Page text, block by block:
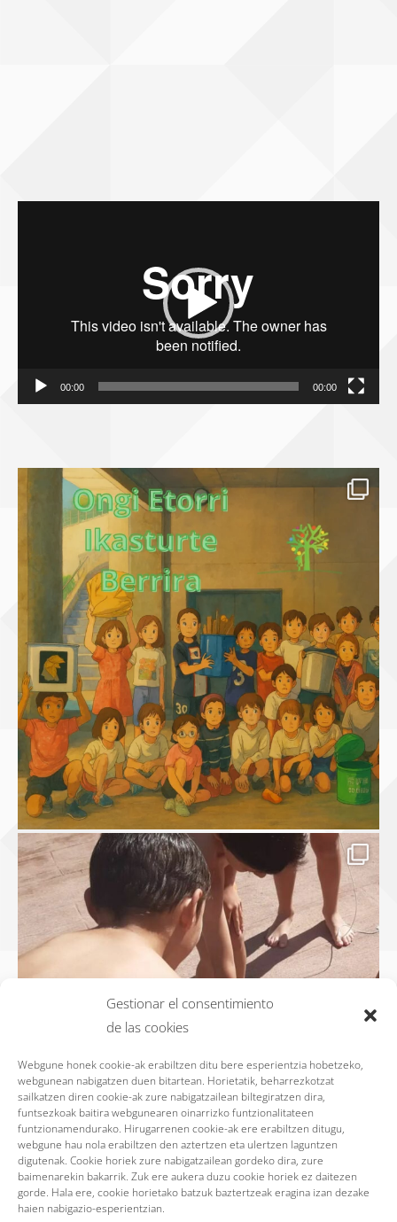
Gestionar el consentimiento
de las cookies
Webgune honek cookie-ak erabiltzen ditu bere esperientzia hobetzeko,
webgunean nabigatzen duen bitartean. Horietatik, beharrezkotzat
sailkatzen diren cookie-ak zure nabigatzailean biltegiratzen dira,
funtsezkoak baitira webgunearen oinarrizko funtzionalitateen
funtzionamendurako. Hirugarrenen cookie-ak ere erabiltzen ditugu,
webgune hau nola erabiltzen den aztertzen eta ulertzen laguntzen
digutenak. Cookie horiek zure nabigatzailean gordeko dira, zure
baimenarekin bakarrik. Zuk ere aukera duzu cookie horiek ez daitezen
gorde. Hala ere, cookie horietako batzuk baztertzeak eragina izan dezake
haien nabigazio-esperientzian.
00:00 00:00